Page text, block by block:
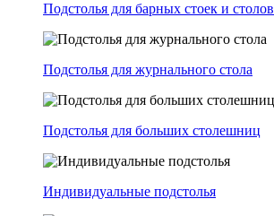
Подстолья для барных стоек и столов
Подстолья для журнального стола
Подстолья для больших столешниц
Индивидуальные подстолья